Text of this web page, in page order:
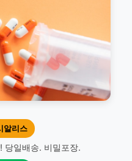
알리스
당일배송. 비밀포장.